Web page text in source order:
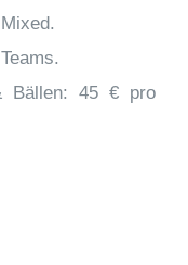
Bällen: 45 € pro